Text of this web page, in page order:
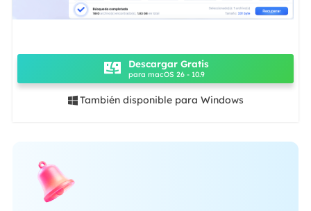
Descargar Gratis
para macOS 26 - 10.9
 También disponible para Windows